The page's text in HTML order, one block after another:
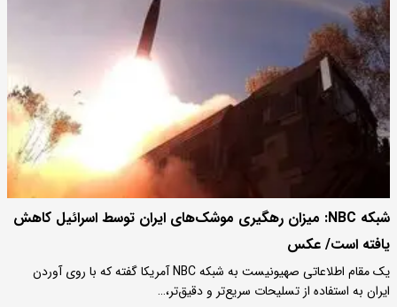
شبکه NBC: میزان رهگیری موشک‌های ایران توسط اسرائیل کاهش
یافته است/ عکس
یک مقام اطلاعاتی صهیونیست به شبکه NBC آمریکا گفته که با روی آوردن
ایران به استفاده از تسلیحات سریع‌تر و دقیق‌تر،…